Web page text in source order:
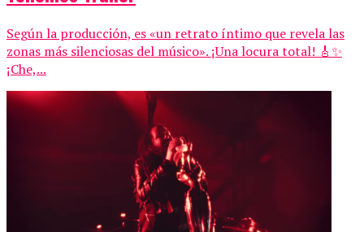
Según la producción, es «un retrato íntimo que revela las
zonas más silenciosas del músico». ¡Una locura total! 🎸✨
¡Che,...